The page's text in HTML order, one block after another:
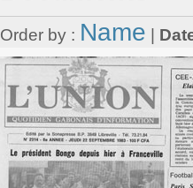
Order by : Name